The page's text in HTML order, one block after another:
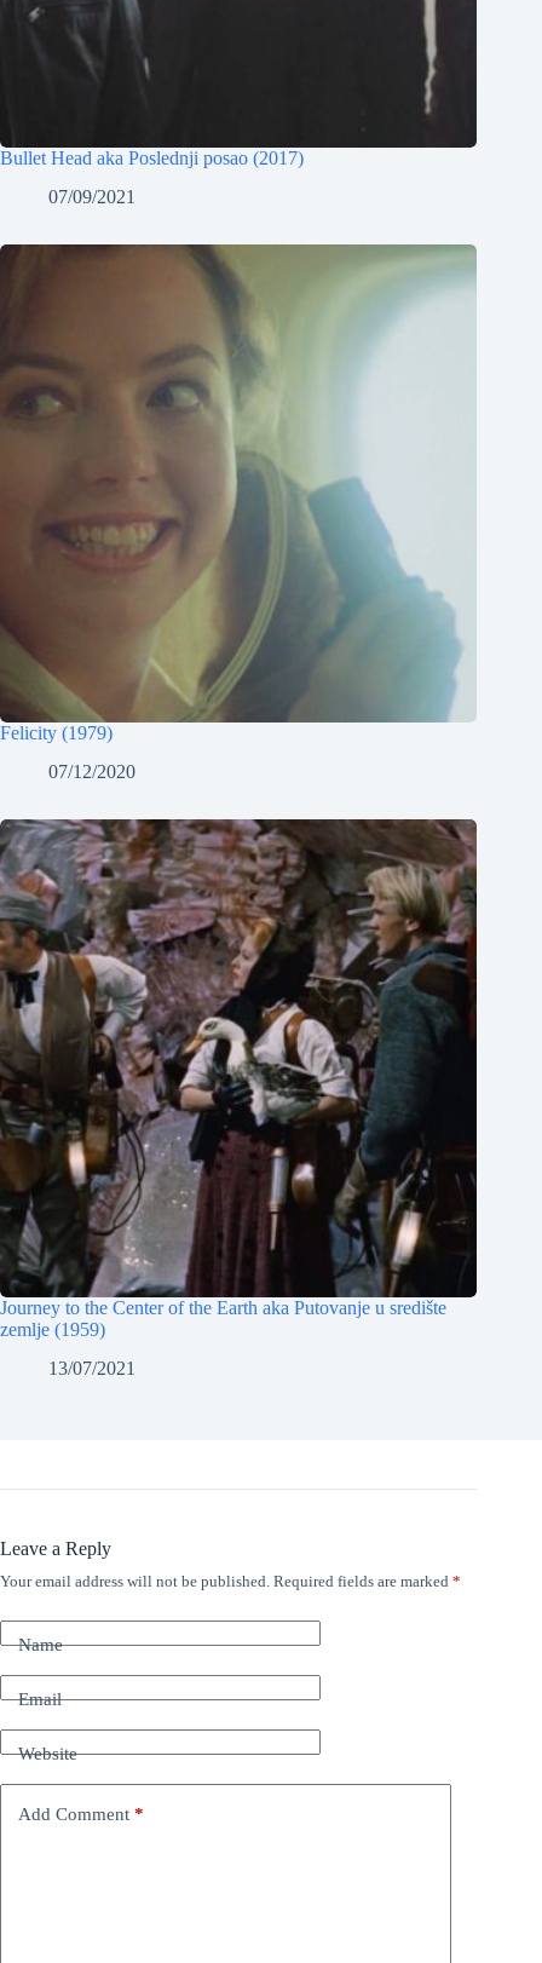
Bullet Head aka Poslednji posao (2017)
07/09/2021
Felicity (1979)
07/12/2020
Journey to the Center of the Earth aka Putovanje u središte
zemlje (1959)
13/07/2021
Leave a Reply
Your email address will not be published. Required fields are marked *
Name
Email
Website
Add Comment *